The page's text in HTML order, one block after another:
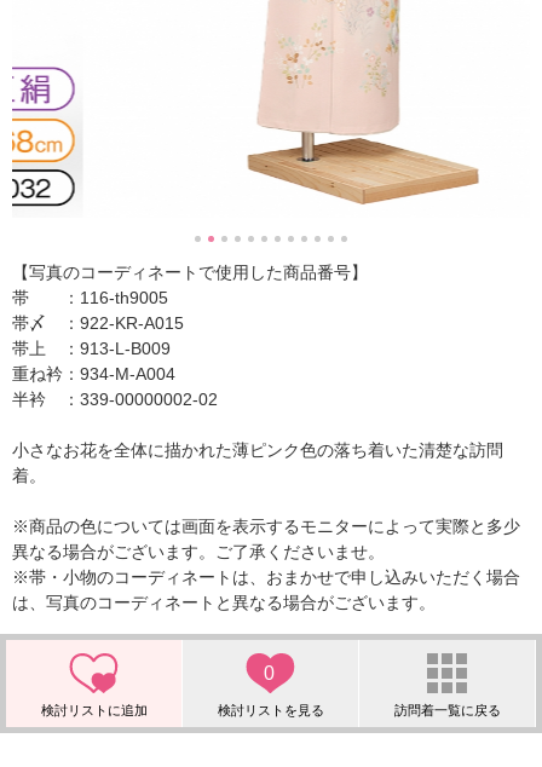
【写真のコーディネートで使用した商品番号】
帯 ：116-th9005
帯〆 ：922-KR-A015
帯上 ：913-L-B009
重ね衿：934-M-A004
半衿 ：339-00000002-02
小さなお花を全体に描かれた薄ピンク色の落ち着いた清楚な訪問
着。
※商品の色については画面を表示するモニターによって実際と多少
異なる場合がございます。ご了承くださいませ。
※帯・小物のコーディネートは、おまかせで申し込みいただく場合
は、写真のコーディネートと異なる場合がございます。
0